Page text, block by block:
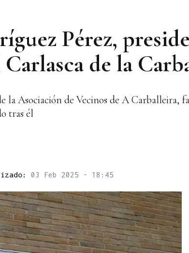
Pérez,
de la
Asociación de Vecinos de A Carballeira,
tras él
03 Feb 2025 - 18:45